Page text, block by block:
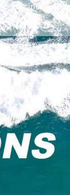
Piscines & Spas